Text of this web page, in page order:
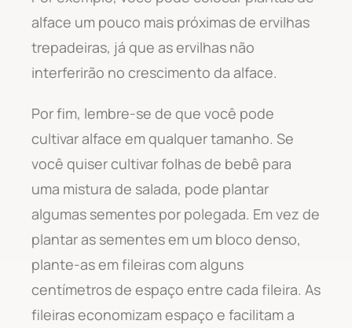
alface um pouco mais próximas de ervilhas
trepadeiras, já que as ervilhas não
interferirão no crescimento da alface.
Por fim, lembre-se de que você pode
cultivar alface em qualquer tamanho. Se
você quiser cultivar folhas de bebê para
uma mistura de salada, pode plantar
algumas sementes por polegada. Em vez de
plantar as sementes em um bloco denso,
plante-as em fileiras com alguns
centímetros de espaço entre cada fileira. As
fileiras economizam espaço e facilitam a